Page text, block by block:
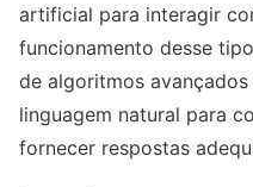
artificial para interagir
funcionamento desse
de algoritmos
linguagem natural para
fornecer respostas